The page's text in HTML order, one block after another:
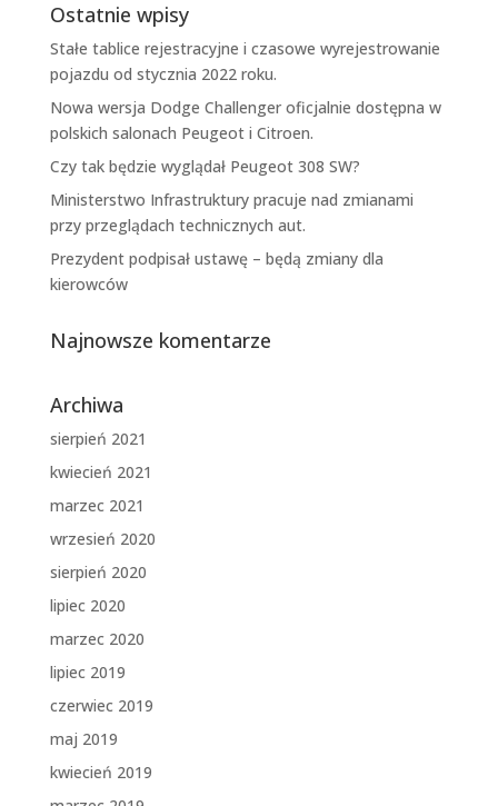
Ostatnie wpisy
Stałe tablice rejestracyjne i czasowe wyrejestrowanie
pojazdu od stycznia 2022 roku.
Nowa wersja Dodge Challenger oficjalnie dostępna w
polskich salonach Peugeot i Citroen.
Czy tak będzie wyglądał Peugeot 308 SW?
Ministerstwo Infrastruktury pracuje nad zmianami
przy przeglądach technicznych aut.
Prezydent podpisał ustawę – będą zmiany dla
kierowców
Najnowsze komentarze
Archiwa
sierpień 2021
kwiecień 2021
marzec 2021
wrzesień 2020
sierpień 2020
lipiec 2020
marzec 2020
lipiec 2019
czerwiec 2019
maj 2019
kwiecień 2019